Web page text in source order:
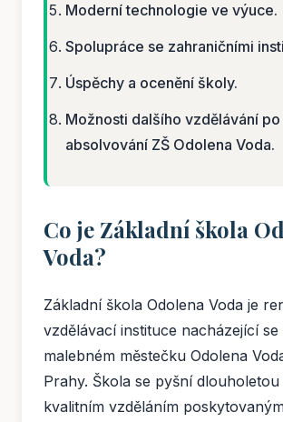
Moderní technologie ve výuce.
Spolupráce se zahraničními
Úspěchy a ocenění školy.
Možnosti dalšího vzdělávání po
absolvování ZŠ Odolena Voda.
Co je Základní škola
Voda?
Základní škola Odolena Voda je
vzdělávací instituce nacházející se
malebném městečku Odolena
Prahy. Škola se pyšní
kvalitním vzděláním